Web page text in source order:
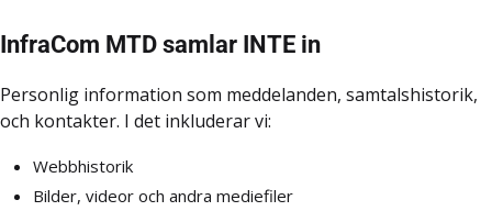
InfraCom MTD samlar INTE in
Personlig information som meddelanden, samtalshistorik,
och kontakter. I det inkluderar vi:
Webbhistorik
Bilder, videor och andra mediefiler